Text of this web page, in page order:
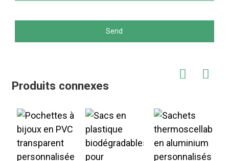
Send
Produits connexes